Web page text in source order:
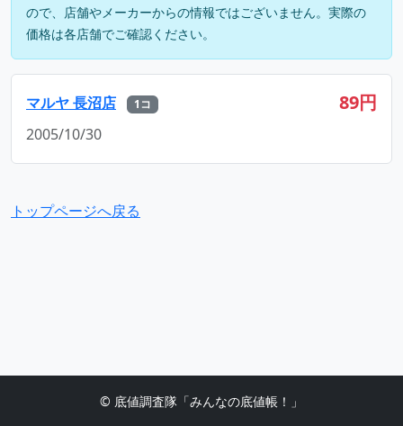
ので、店舗やメーカーからの情報ではございません。実際の
価格は各店舗でご確認ください。
マルヤ 長沼店 1コ 89円
2005/10/30
トップページへ戻る
© 底値調査隊「みんなの底値帳！」